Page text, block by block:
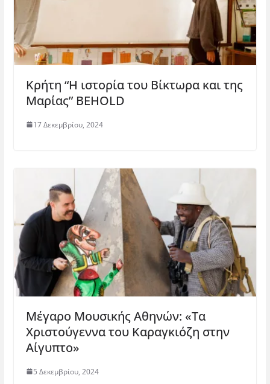
Κρήτη “Η ιστορία του Βίκτωρα και της
Μαρίας” BEHOLD
17 Δεκεμβρίου, 2024
Μέγαρο Μουσικής Αθηνών: «Τα
Χριστούγεννα του Καραγκιόζη στην
Αίγυπτο»
5 Δεκεμβρίου, 2024